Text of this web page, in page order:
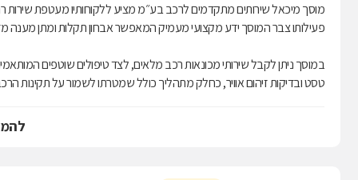
מוסך מיכאל שירותים מתקדמים לרכב בע״מ מציע ללקוחותיו מעטפת
פעילותו צבר המוסך ידע מקצועי מעמיק המאפשר אבחון תקלות ומתן מענה
במוסך ניתן לקבל שירותי מכונאות רכב מלאים, לצד טיפולים שוטפים
טסט ובדיקות זיהום אוויר, כחלק מתהליך כולל שמטרתו לשמור על תקינות
המוסך עושה שימוש בציוד מתקדם לצורך אבחון תקלות והתמודדות עמן,